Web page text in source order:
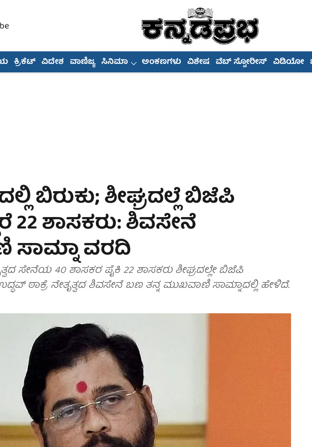
ಕ್ರಿಕೆಟ್ ವಿದೇಶ ವಾಣಿಜ್ಯ ಸಿನಿಮಾ ಅಂಕಣಗಳು ವಿಶೇಷ ವೆಬ್ ಸ್ಟೋರೀಸ್ ವಿಡಿಯೋ
ಬಿರುಕು; ಶೀಘ್ರದಲ್ಲೆ ಬಿಜೆಪಿ
22 ಶಾಸಕರು: ಶಿವಸೇನೆ
ಸಾಮ್ನಾ ವರದಿ
ಸೇನೆಯ 40 ಶಾಸಕರ ಪೈಕಿ 22 ಶಾಸಕರು ಶೀಘ್ರದಲ್ಲೇ ಬಿಜೆಪಿ
ಠಾಕ್ರೆ ನೇತೃತ್ವದ ಶಿವಸೇನೆ ಬಣ ತನ್ನ ಮುಖವಾಣಿ ಸಾಮ್ನಾದಲ್ಲಿ ಹೇಳಿದೆ.